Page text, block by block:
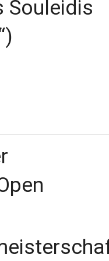
Souleidis